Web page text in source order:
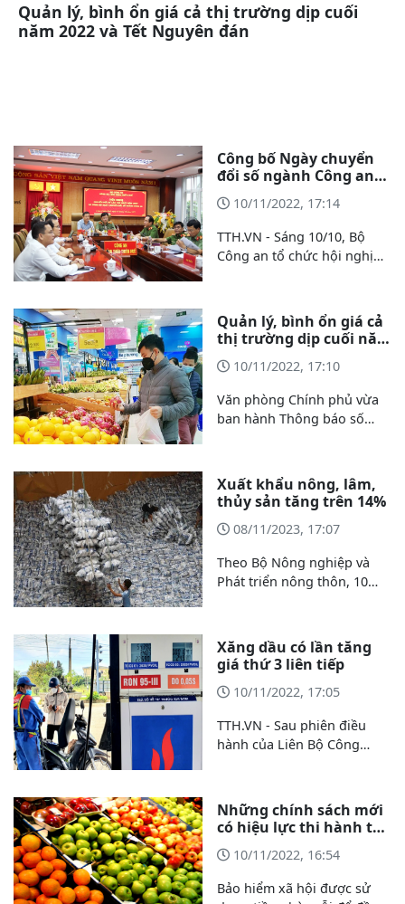
Quản lý, bình ổn giá cả thị trường dịp cuối
năm 2022 và Tết Nguyên đán
Công bố Ngày chuyển
đổi số ngành Công an
Nhân dân
10/11/2022, 17:14
TTH.VN - Sáng 10/10, Bộ
Công an tổ chức hội nghị
Ngày chuyển đổi số ngành
Công an Nhân dân (CAND).
Quản lý, bình ổn giá cả
thị trường dịp cuối năm
2022 và Tết Nguyên đán
10/11/2022, 17:10
Văn phòng Chính phủ vừa
ban hành Thông báo số
Lê Minh Khái – Trưởng Ban
Chỉ đạo điều hành giá tại
cuộc họp Ban Chỉ đạo điều
hành giá về công tác quản
đầu năm 2022 và định
hướng các tháng cuối năm
Xuất khẩu nông, lâm,
thủy sản tăng trên 14%
08/11/2023, 17:07
Theo Bộ Nông nghiệp và
Phát triển nông thôn, 10
nông, lâm, thủy sản đạt
khoảng 82,1 tỷ USD, tăng
10,2% so với cùng kỳ năm
ngoái.
Xăng dầu có lần tăng
giá thứ 3 liên tiếp
10/11/2022, 17:05
TTH.VN - Sau phiên điều
hành của Liên Bộ Công
tiếp tục tăng, trong khoảng
dưới 500 đồng/lít.
Những chính sách mới
có hiệu lực thi hành từ
tháng 9/2012
10/11/2022, 16:54
Bảo hiểm xã hội được sử